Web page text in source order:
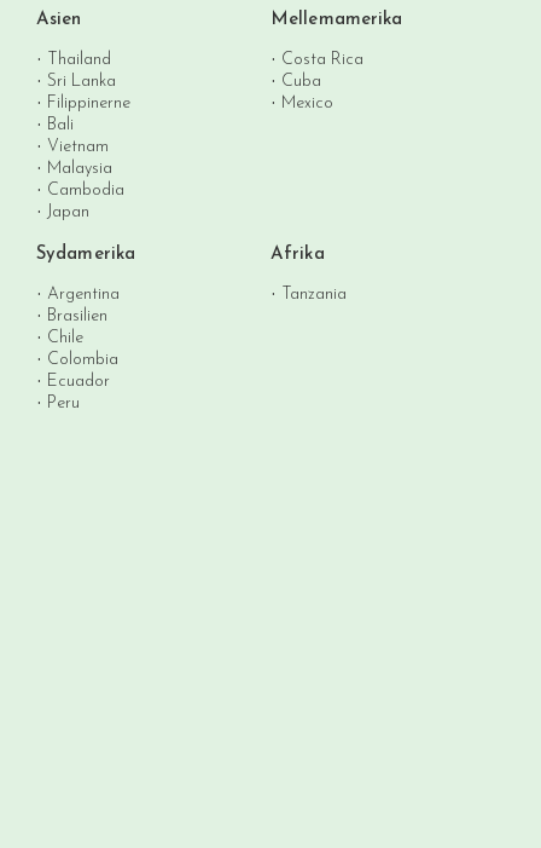
Asien
Thailand
Sri Lanka
Filippinerne
Bali
Vietnam
Malaysia
Cambodia
Japan
Mellemamerika
Costa Rica
Cuba
Mexico
Sydamerika
Argentina
Brasilien
Chile
Colombia
Ecuador
Peru
Afrika
Tanzania